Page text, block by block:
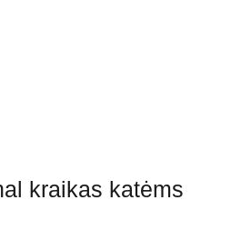
kraikas katėms